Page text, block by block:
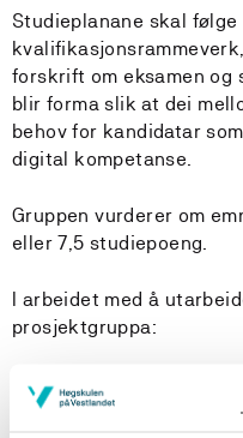
Studieplanane skal følge
forskrift om eksamen og
blir forma slik at dei
behov for kandidatar
digital kompetanse.
Gruppen vurderer om
eller 7,5 studiepoeng.
I arbeidet med å
prosjektgruppa:
identifisere og
evt. emne og